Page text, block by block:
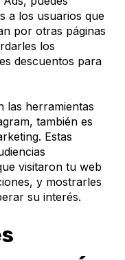
a los usuarios que
por otras páginas
los
descuentos para
las herramientas
también es
Estas
visitaron tu web
y mostrarles
su interés.